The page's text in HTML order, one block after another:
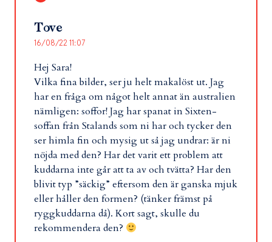
Tove
16/08/22 11:07
Hej Sara!
Vilka fina bilder, ser ju helt makalöst ut. Jag
har en fråga om något helt annat än australien
nämligen: soffor! Jag har spanat in Sixten-
soffan från Stalands som ni har och tycker den
ser himla fin och mysig ut så jag undrar: är ni
nöjda med den? Har det varit ett problem att
kuddarna inte går att ta av och tvätta? Har den
blivit typ ”säckig” eftersom den är ganska mjuk
eller håller den formen? (tänker främst på
ryggkuddarna då). Kort sagt, skulle du
rekommendera den?